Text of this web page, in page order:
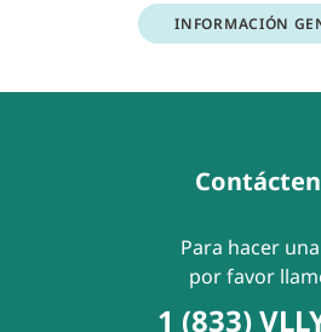
INFORMACIÓN
Para hacer
por favor
1 (833)